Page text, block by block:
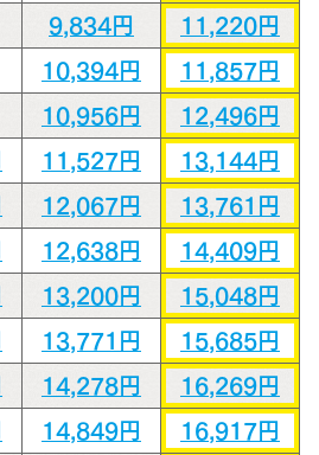
9,834円 11,220円
10,394円 11,857円
10,956円 12,496円
11,527円 13,144円
12,067円 13,761円
12,638円 14,409円
13,200円 15,048円
13,771円 15,685円
14,278円 16,269円
14,849円 16,917円